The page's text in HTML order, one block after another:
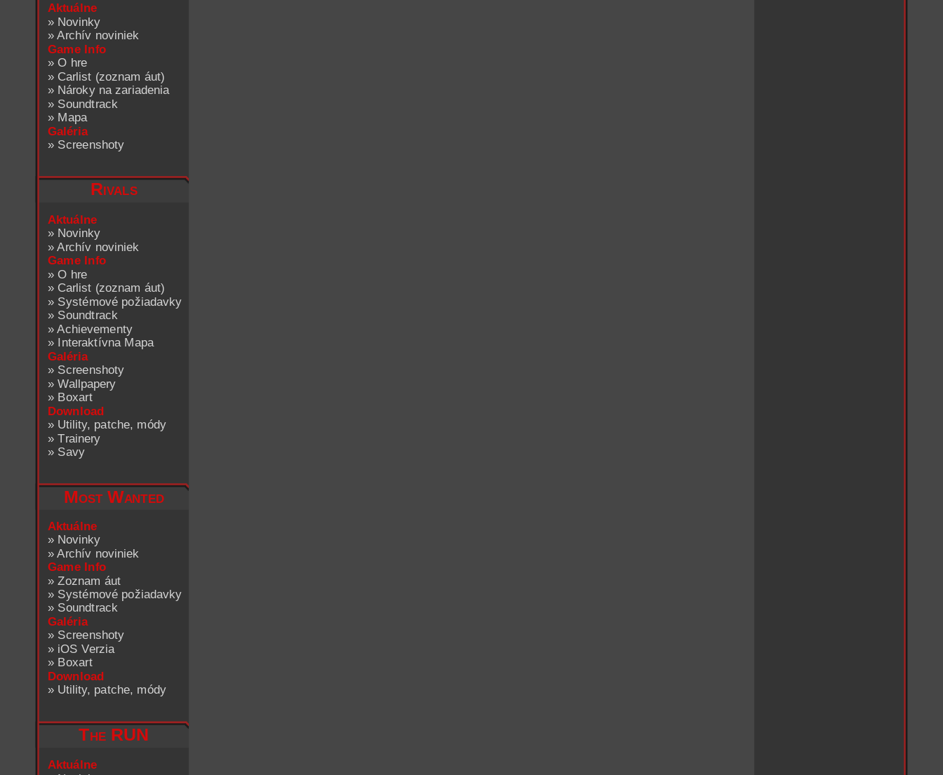
Aktuálne
» Novinky
»Archív noviniek
Game Info
»O hre
» Carlist (zoznam áut)
» Nároky na zariadenia
» Soundtrack
» Mapa
Galéria
» Screenshoty
Rivals
Aktuálne
» Novinky
»Archív noviniek
Game Info
»O hre
» Carlist (zoznam áut)
» Systémové požiadavky
» Soundtrack
»Achievementy
» Interaktívna Mapa
Galéria
» Screenshoty
»Wallpapery
» Boxart
Download
» Utility, patche, módy
»Trainery
» Savy
Most Wanted
Aktuálne
» Novinky
»Archív noviniek
Game Info
»Zoznam áut
» Systémové požiadavky
» Soundtrack
Galéria
» Screenshoty
» iOS Verzia
» Boxart
Download
» Utility, patche, módy
The RUN
Aktuálne